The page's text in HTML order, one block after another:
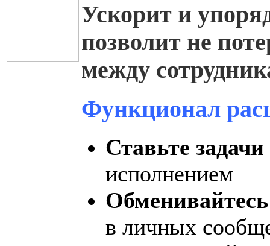
Ускорит и
позволит не
между
Функционал
Ставьте задачи
исполнением
в личных